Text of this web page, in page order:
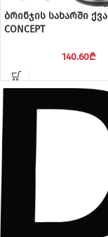
ბრინჯის სახარში
CONCEPT
140.60₾